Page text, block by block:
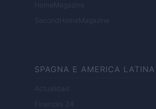
HomeMagazine
SecondHomeMagazine
SPAGNA E AMERICA LATINA
Actualidad
Finanzas 24